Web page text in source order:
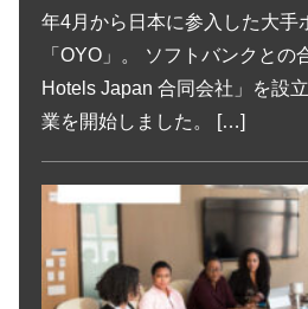
年4月から日本に参入した大手
「OYO」。 ソフトバンクとの
Hotels Japan 合同会社」を設
業を開始しました。 […]